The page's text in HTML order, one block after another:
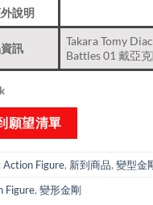
說明
訊
Takara Tomy
Battles 01 戴亞
願望清單
Action Figure, 新到商品​, 變型金
Figure, 變形金剛